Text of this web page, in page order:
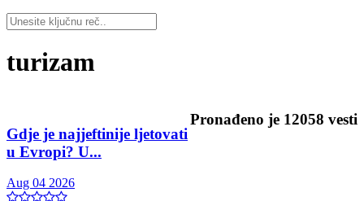
turizam
Pronađeno je 12058 vesti
Gdje je najjeftinije ljetovati
u Evropi? U...
Aug 04 2026